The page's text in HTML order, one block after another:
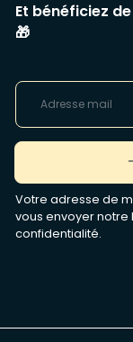
Et bénéficiez
🎁
Votre adresse de
vous envoyer notre
confidentialité.